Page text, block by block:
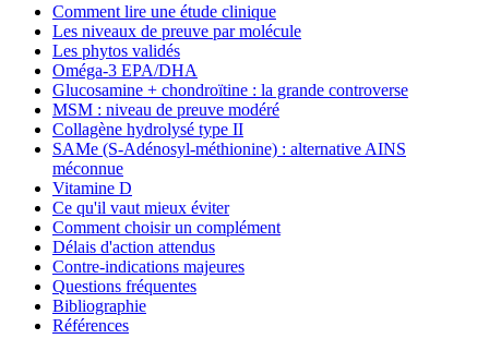
Comment lire une étude clinique
Les niveaux de preuve par molécule
Les phytos validés
Oméga-3 EPA/DHA
Glucosamine + chondroïtine : la grande controverse
MSM : niveau de preuve modéré
Collagène hydrolysé type II
SAMe (S-Adénosyl-méthionine) : alternative AINS
méconnue
Vitamine D
Ce qu'il vaut mieux éviter
Comment choisir un complément
Délais d'action attendus
Contre-indications majeures
Questions fréquentes
Bibliographie
Références